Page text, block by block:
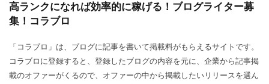
高ランクになれば効率的に稼げる！ブログライター募
集！コラブロ
「コラブロ」は、ブログに記事を書いて掲載料がもらえるサイトです。
コラブロに登録すると、登録したブログの内容を元に、企業から記事掲
載のオファーがくるので、オファーの中から掲載したいリリースを選ん